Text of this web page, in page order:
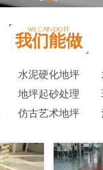
我们能做
水泥硬化地坪
地坪起砂处理
仿古艺术地坪